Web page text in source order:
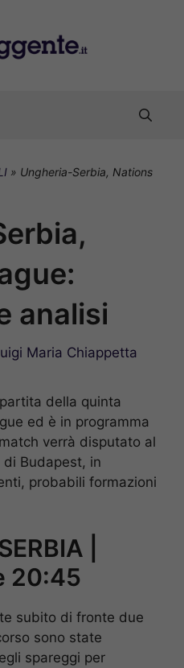
» Ungheria-Serbia, Nations
analisi
Maria Chiappetta
della quinta
ed è in programma
verrà disputato al
di Budapest, in
probabili formazioni
|
20:45
subito di fronte due
sono state
spareggi per